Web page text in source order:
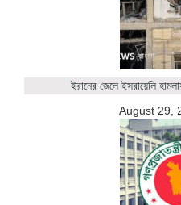
ইরানের জেলে ইসরায়েলি
August 29,